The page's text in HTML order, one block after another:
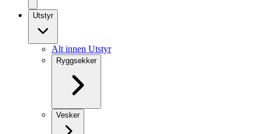
Utstyr
Alt innen Utstyr
Ryggsekker
Vesker